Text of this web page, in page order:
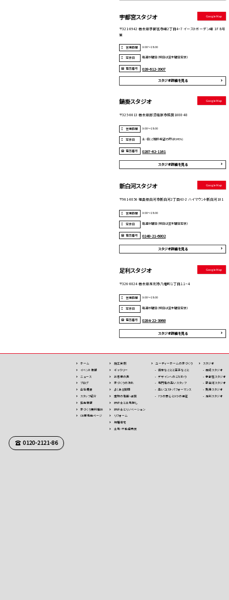
宇都宮スタジオ Google Map
〒321-0942 栃木県宇都宮市峰2丁目4−7 イーストガーデン峰 1F B号
室
営業時間 9:00～18:00
定休日 毎週水曜日（祝日は翌木曜日定休）
電話番号 028-612-3907
スタジオ詳細を見る
鍋掛スタジオ Google Map
〒325-0013 栃木県那須塩原市鍋掛1088-48
営業時間 9:00～18:00
定休日 土・日(ご相談希望の際はOPEN)
電話番号 0287-62-1161
スタジオ詳細を見る
新白河スタジオ Google Map
〒961-0856 福島県白河市新白河2丁目43-2 ハイマウント新白河101
営業時間 9:00～18:00
定休日 毎週水曜日（祝日は翌木曜日定休）
電話番号 0248-21-6802
スタジオ詳細を見る
足利スタジオ Google Map
〒326-0824 栃木県足利市八幡町１丁目１１−４
営業時間 9:00～18:00
定休日 毎週水曜日（祝日は翌木曜日定休）
電話番号 0284-22-3868
スタジオ詳細を見る
0120-2121-86
ホーム
イベント情報
ニュース
ブログ
会社概要
スタッフ紹介
採用情報
家づくり無料相談
OB様専用ページ
施⼯実例
ギャラリー
お客様の声
家づくりの流れ
よくある質問
建物の性能・品質
設計士と土地探し
設計士とリノベーション
リフォーム
規格住宅
⼟地・不動産売買
ユーディーホームの家づくり
得意なことと苦手なこと
デザインへのこだわり
専⾨性の高いスタッフ
高いコストパフォーマンス
7つの安⼼と9つの保証
スタジオ
厚崎スタジオ
宇都宮スタジオ
新白河スタジオ
鍋掛スタジオ
足利スタジオ